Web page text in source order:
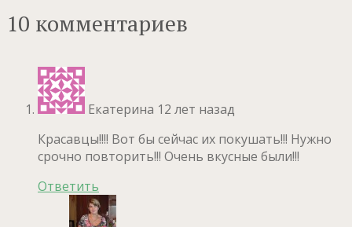
10 комментариев
Екатерина 12 лет назад
Красавцы!!!! Вот бы сейчас их покушать!!! Нужно
срочно повторить!!! Очень вкусные были!!!
Ответить